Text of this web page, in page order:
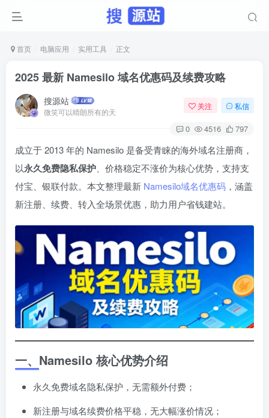
首页 电脑应用 实用工具 正文
2025 最新 Namesilo 域名优惠码及续费攻略
搜源站
微笑可以晴朗所有的天
关注 私信
0 4516 797
成立于 2013 年的 Namesilo 是备受青睐的海外域名注册商，
以永久免费隐私保护 、价格稳定不涨价为核心优势，支持支
付宝、银联付款。本文整理最新 Namesilo域名优惠码 ，涵盖
新注册、续费、转入全场景优惠，助力用户省钱建站。
一、Namesilo 核心优势介绍
永久免费域名隐私保护，无需额外付费；
新注册与域名续费价格平稳，无大幅涨价情况；